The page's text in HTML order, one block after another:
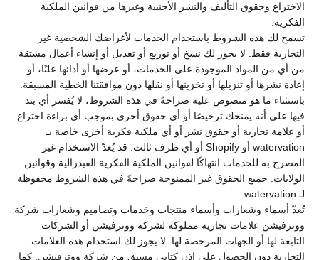
الاختراع وحقوق التأليف والنشر الأجنبية وغيرها من قوانين الملكية
الفكرية.
تسمح لك هذه الشروط باستخدام الخدمات لأغراضك الشخصية غير
التجارية فقط. لا يجوز لك نسخ أو توزيع أو تعديل أو إنشاء أعمال مشتقة
من أي من المواد الموجودة على الخدمات، أو عرضها أو أدائها علنًا، أو
إعادة نشرها أو تنزيلها أو تخزينها أو نقلها دون موافقتنا الخطية المسبقة.
باستثناء ما هو منصوص عليه صراحةً في هذه الشروط، لا يُفسر أي بند
فيها على أنه يمنحك ترخيصًا أو أي حقوق أخرى بموجب أي براءة اختراع
أو علامة تجارية أو حقوق نشر أو أي ملكية فكرية أخرى خاصة بـ
watervation أو Shopify أو أي طرف ثالث. قد يُعدّ الاستخدام غير
المصرح به للخدمات انتهاكًا لقوانين الملكية الفكرية الفيدرالية وقوانين
الولايات. جميع الحقوق غير الممنوحة صراحةً في هذه الشروط محفوظة
لـ watervation.
تُعدّ أسماء وشعارات وأسماء منتجات وخدمات وتصاميم وشعارات شركة
ووترفيشن علامات تجارية مملوكة لشركة ووترفيشن أو الشركات
التابعة لها أو الجهات المرخصة لها. لا يجوز لك استخدام هذه العلامات
التجارية دون الحصول على إذن كتابي مسبق من شركة ووترفيشن. كما